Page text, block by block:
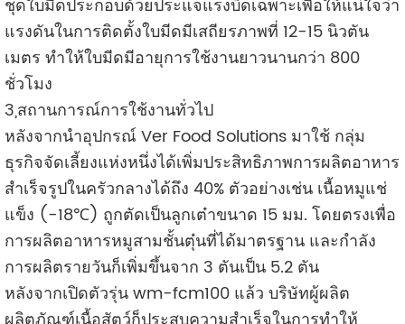
ชุดใบมีดประกอบด้วยประแจแรงบิดเฉพาะเพื่อให้แน่ใจว่า
แรงดันในการติดตั้งใบมีดมีเสถียรภาพที่ 12-15 นิวตัน
เมตร ทำให้ใบมีดมีอายุการใช้งานยาวนานกว่า 800
ชั่วโมง
3,สถานการณ์การใช้งานทั่วไป
หลังจากนำอุปกรณ์ Ver Food Solutions มาใช้ กลุ่ม
ธุรกิจจัดเลี้ยงแห่งหนึ่งได้เพิ่มประสิทธิภาพการผลิตอาหาร
สำเร็จรูปในครัวกลางได้ถึง 40% ตัวอย่างเช่น เนื้อหมูแช่
แข็ง (-18℃) ถูกตัดเป็นลูกเต๋าขนาด 15 มม. โดยตรงเพื่อ
การผลิตอาหารหมูสามชั้นตุ๋นที่ได้มาตรฐาน และกำลัง
การผลิตรายวันก็เพิ่มขึ้นจาก 3 ตันเป็น 5.2 ตัน
หลังจากเปิดตัวรุ่น wm-fcm100 แล้ว บริษัทผู้ผลิต